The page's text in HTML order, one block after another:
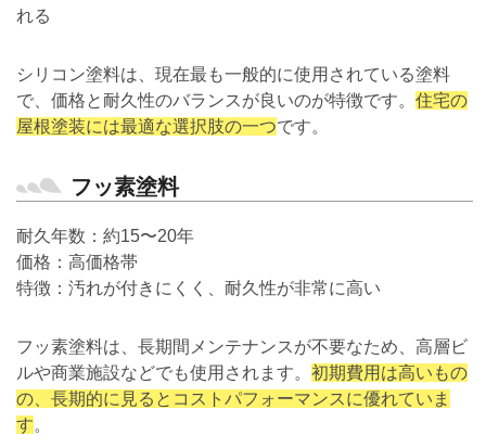
れる
シリコン塗料は、現在最も一般的に使用されている塗料
で、価格と耐久性のバランスが良いのが特徴です。 住宅の
屋根塗装には最適な選択肢の一つです。
フッ素塗料
耐久年数：約15〜20年
価格：高価格帯
特徴：汚れが付きにくく、耐久性が非常に高い
フッ素塗料は、長期間メンテナンスが不要なため、高層ビ
ルや商業施設などでも使用されます。 初期費用は高いもの
の、長期的に見るとコストパフォーマンスに優れていま
す。